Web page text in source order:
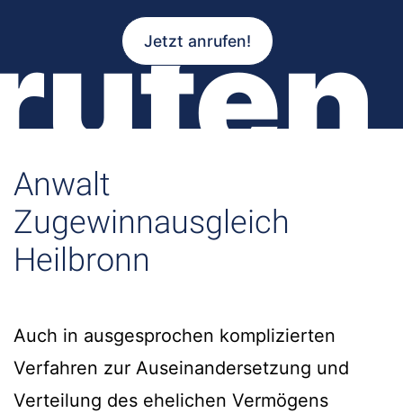
Jetzt anrufen!
Anwalt
Zugewinnausgleich
Heilbronn
Auch in ausgesprochen komplizierten
Verfahren zur Auseinandersetzung und
Verteilung des ehelichen Vermögens